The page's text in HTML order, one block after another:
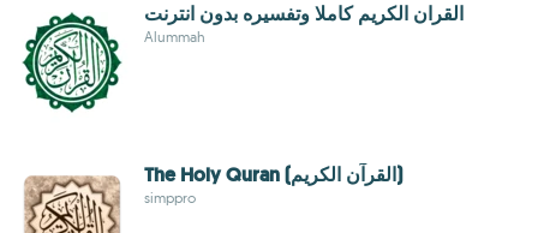
القران الكريم كاملا وتفسيره بدون انترنت
Alummah
The Holy Quran (القرآن الكريم)
simppro